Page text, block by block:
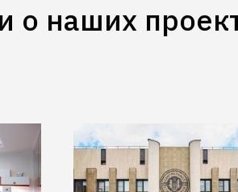
о наших